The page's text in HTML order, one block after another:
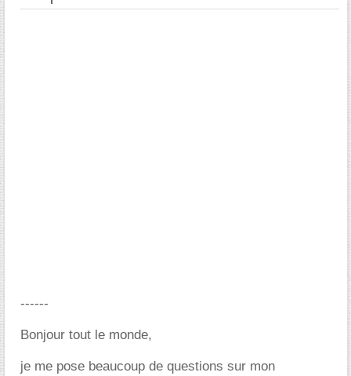
------
Bonjour tout le monde,
je me pose beaucoup de questions sur mon